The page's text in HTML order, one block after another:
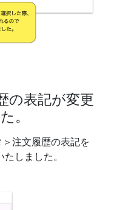
の表記が変更
。
注文履歴の表記を
しました。